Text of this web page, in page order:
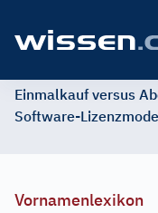
Einmalkauf versus
Software-
Vornamenlexikon